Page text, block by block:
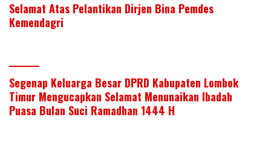
Selamat Atas Pelantikan Dirjen Bina Pemdes
Kemendagri
Segenap Keluarga Besar DPRD Kabupaten Lombok
Timur Mengucapkan Selamat Menunaikan Ibadah
Puasa Bulan Suci Ramadhan 1444 H